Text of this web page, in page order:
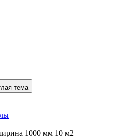
тема
1000 мм 10 м2